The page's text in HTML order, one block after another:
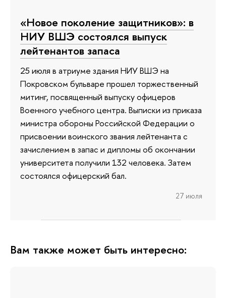
«Новое поколение защитников»: в
НИУ ВШЭ состоялся выпуск
лейтенантов запаса
25 июля в атриуме здания НИУ ВШЭ на
Покровском бульваре прошел торжественный
митинг, посвященный выпуску офицеров
Военного учебного центра. Выписки из приказа
министра обороны Российской Федерации о
присвоении воинского звания лейтенанта с
зачислением в запас и дипломы об окончании
университета получили 132 человека. Затем
состоялся офицерский бал.
27 июля
Вам также может быть интересно: